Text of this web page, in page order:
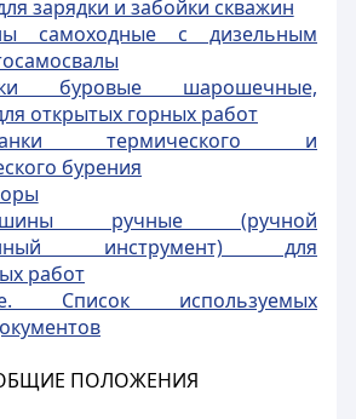
зарядки и забойки скважин
самоходные с дизельным
буровые шарошечные,
открытых горных работ
термического и
бурения
ручные (ручной
инструмент) для
работ
Список используемых
ПОЛОЖЕНИЯ